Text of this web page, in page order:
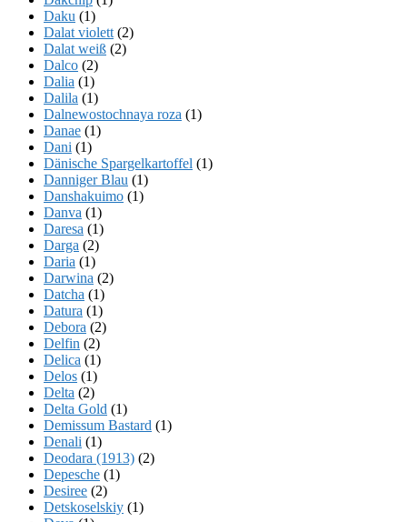
Daku (1)
Dalat violett (2)
Dalat weiß (2)
Dalco (2)
Dalia (1)
Dalila (1)
Dalnewostochnaya roza (1)
Danae (1)
Dani (1)
Dänische Spargelkartoffel (1)
Danniger Blau (1)
Danshakuimo (1)
Danva (1)
Daresa (1)
Darga (2)
Daria (1)
Darwina (2)
Datcha (1)
Datura (1)
Debora (2)
Delfin (2)
Delica (1)
Delos (1)
Delta (2)
Delta Gold (1)
Demissum Bastard (1)
Denali (1)
Deodara (1913) (2)
Depesche (1)
Desiree (2)
Detskoselskiy (1)